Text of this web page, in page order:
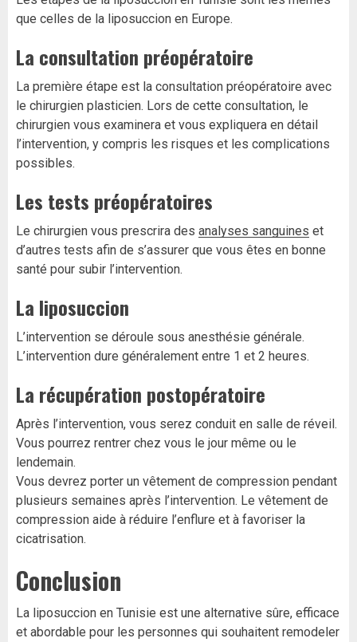
que celles de la liposuccion en Europe.
La consultation préopératoire
La première étape est la consultation préopératoire avec
le chirurgien plasticien. Lors de cette consultation, le
chirurgien vous examinera et vous expliquera en détail
l’intervention, y compris les risques et les complications
possibles.
Les tests préopératoires
Le chirurgien vous prescrira des analyses sanguines et
d’autres tests afin de s’assurer que vous êtes en bonne
santé pour subir l’intervention.
La liposuccion
L’intervention se déroule sous anesthésie générale.
L’intervention dure généralement entre 1 et 2 heures.
La récupération postopératoire
Après l’intervention, vous serez conduit en salle de réveil.
Vous pourrez rentrer chez vous le jour même ou le
lendemain.
Vous devrez porter un vêtement de compression pendant
plusieurs semaines après l’intervention. Le vêtement de
compression aide à réduire l’enflure et à favoriser la
cicatrisation.
Conclusion
La liposuccion en Tunisie est une alternative sûre, efficace
et abordable pour les personnes qui souhaitent remodeler